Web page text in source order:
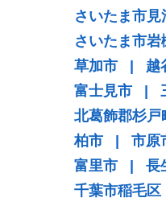
さいたま市見
さいたま市岩
草加市
| 越
富士見市
|
北葛飾郡杉戸
柏市
| 市原
富里市
| 長
千葉市稲毛区